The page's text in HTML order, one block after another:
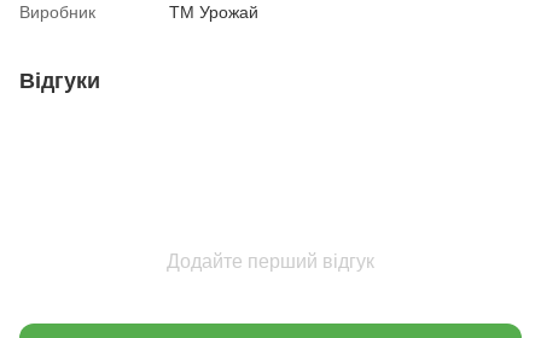
Виробник
ТМ Урожай
Відгуки
Додайте перший відгук